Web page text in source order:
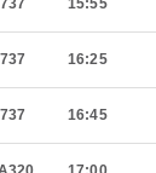
15:55
16:25
16:45